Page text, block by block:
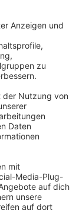
- wir